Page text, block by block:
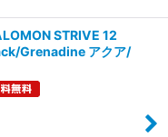
STRIVE 12
Grenadine アクア/